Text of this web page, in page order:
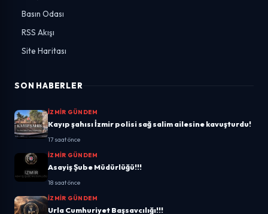
Basın Odası
RSS Akışı
Site Haritası
SON HABERLER
İZMIR GÜNDEM
Kayıp şahısı İzmir polisi sağ salim ailesine kavuşturdu!
17 saat önce
İZMIR GÜNDEM
Asayiş Şube Müdürlüğü!!!
18 saat önce
İZMIR GÜNDEM
Urla Cumhuriyet Başsavcılığı!!!